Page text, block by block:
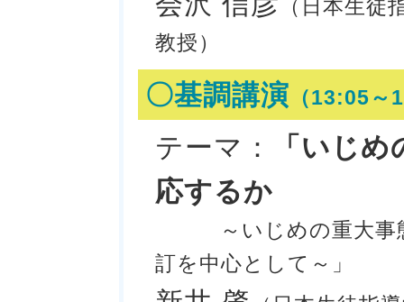
（日本生徒
教授）
〇基調講演 （13:05～
テーマ：
「いじ
応するか
～いじめの重大
訂を中心として～」